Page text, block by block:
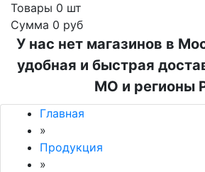
Товары 0 шт
Сумма 0 руб
У нас нет магазинов в
удобная и быстрая
МО и регионы
Главная
»
Продукция
»